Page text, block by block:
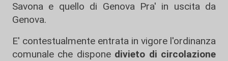
Savona e quello di Genova Pra' in uscita da
Genova.
E' contestualmente entrata in vigore l'ordinanza
comunale che dispone divieto di circolazione